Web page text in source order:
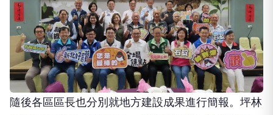
隨後各區區長也分別就地方建設成果進行簡報。坪林